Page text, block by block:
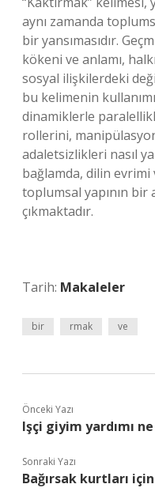
aynı zamanda
bir yansımasıdır.
kökeni ve anlamı,
sosyal ilişkilerdeki
bu kelimenin
dinamiklerle
rollerini,
adaletsizlikleri nasıl
bağlamda, dilin evrimi
toplumsal yapının bir
çıkmaktadır.
Tarih: Makaleler
bir rmak ve
Önceki Yazı
Işçi giyim yardımı
Sonraki Yazı
Bağırsak kurtları